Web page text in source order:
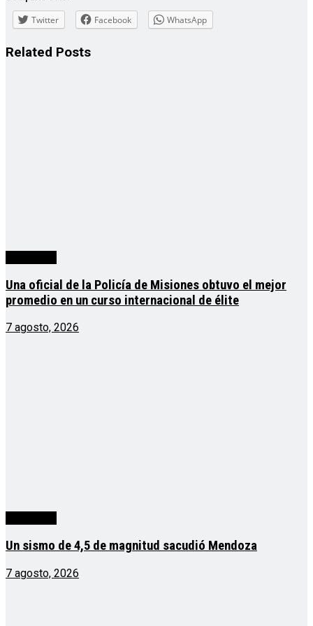
Twitter Facebook WhatsApp
Related Posts
Una oficial de la Policía de Misiones obtuvo el mejor
promedio en un curso internacional de élite
7 agosto, 2026
Un sismo de 4,5 de magnitud sacudió Mendoza
7 agosto, 2026